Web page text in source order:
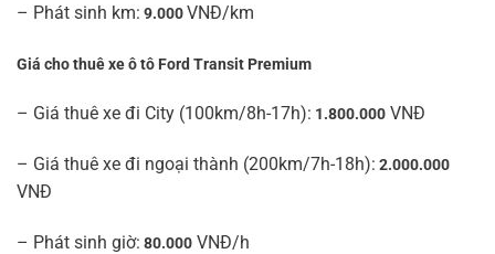
– Phát sinh km: 9.000VNĐ/km
Giá cho thuê xe ô tô Ford Transit Premium
– Giá thuê xe đi City (100km/8h-17h): 1.800.000 VNĐ
– Giá thuê xe đi ngoại thành (200km/7h-18h): 2.000.000
VNĐ
– Phát sinh giờ: 80.000 VNĐ/h